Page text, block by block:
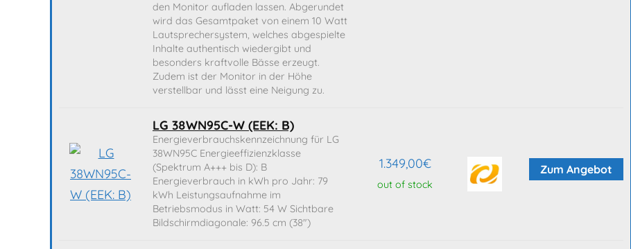
den Monitor aufladen lassen. Abgerundet
wird das Gesamtpaket von einem 10 Watt
Lautsprechersystem, welches abgespielte
Inhalte authentisch wiedergibt und
besonders kraftvolle Bässe erzeugt.
Zudem ist der Monitor in der Höhe
verstellbar und lässt eine Neigung zu.
LG 38WN95C-W (EEK: B)
Energieverbrauchskennzeichnung für LG
38WN95C Energieeffizienzklasse
(Spektrum A+++ bis D): B
Energieverbrauch in kWh pro Jahr: 79
kWh Leistungsaufnahme im
Betriebsmodus in Watt: 54 W Sichtbare
Bildschirmdiagonale: 96.5 cm (38")
1.349,00€
out of stock
Zum Angebot